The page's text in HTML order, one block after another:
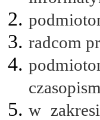
radcom
w